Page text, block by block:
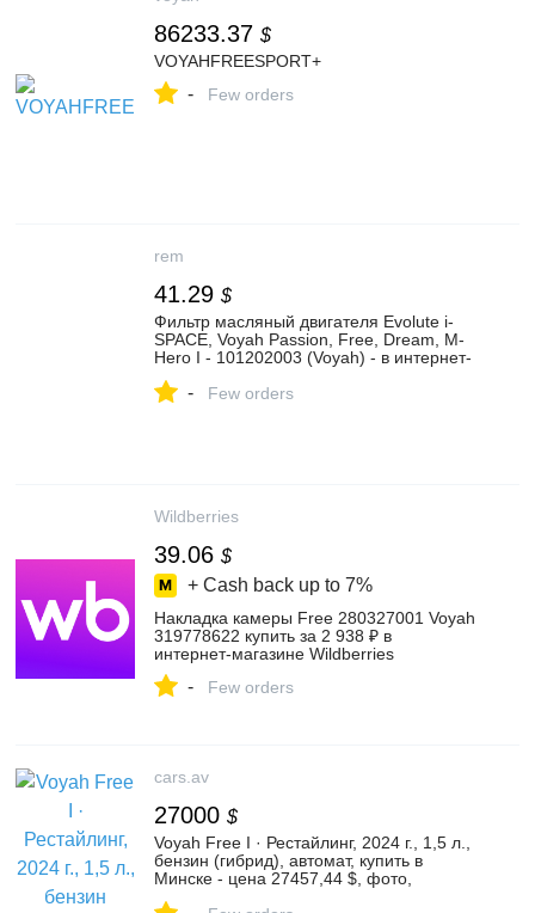
86233.37 $
VOYAHFREESPORT+
- Few orders
rem
41.29 $
Фильтр масляный двигателя Evolute i-
SPACE, Voyah Passion, Free, Dream, M-
Hero I - 101202003 (Voyah) - в интернет-
- Few orders
Wildberries
39.06 $
+ Cash back up to 7%
Накладка камеры Free 280327001 Voyah
319778622 купить за 2 938 ₽ в
интернет‑магазине Wildberries
- Few orders
cars.av
27000 $
Voyah Free I · Рестайлинг, 2024 г., 1,5 л.,
бензин (гибрид), автомат, купить в
Минске - цена 27457,44 $, фото,